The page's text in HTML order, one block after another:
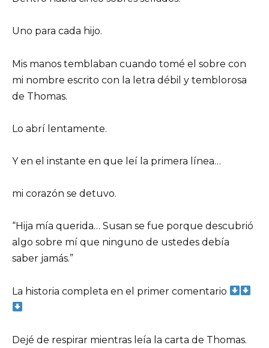
Uno para cada hijo.
Mis manos temblaban cuando tomé el sobre con
mi nombre escrito con la letra débil y temblorosa
de Thomas.
Lo abrí lentamente.
Y en el instante en que leí la primera línea…
mi corazón se detuvo.
“Hija mía querida… Susan se fue porque descubrió
algo sobre mí que ninguno de ustedes debía
saber jamás.”
La historia completa en el primer comentario
Dejé de respirar mientras leía la carta de Thomas.